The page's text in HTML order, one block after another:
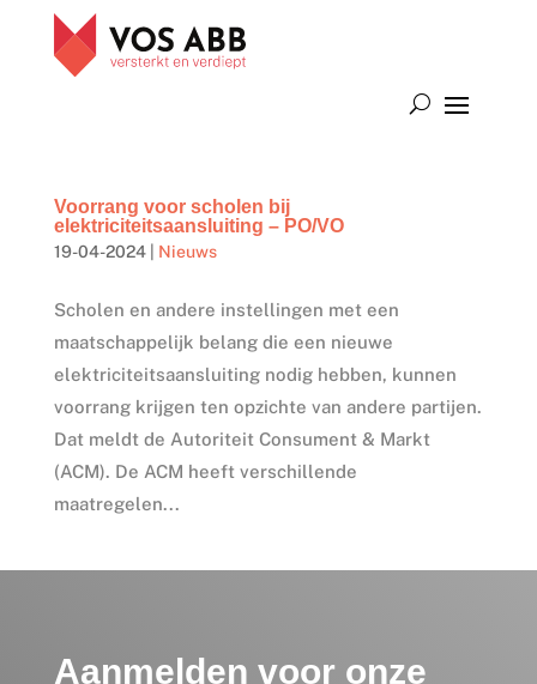
Voorrang voor scholen bij
elektriciteitsaansluiting – PO/VO
19-04-2024| Nieuws
Scholen en andere instellingen met een
maatschappelijk belang die een nieuwe
elektriciteitsaansluiting nodig hebben, kunnen
voorrang krijgen ten opzichte van andere partijen.
Dat meldt de Autoriteit Consument & Markt
(ACM). De ACM heeft verschillende
maatregelen...
Aanmelden voor onze